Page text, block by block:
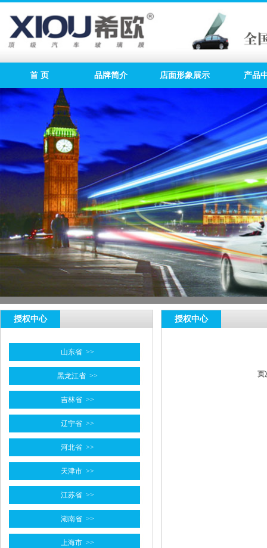
首 页 品牌简介 店面形象展示 产品
授权中心
山东省 >>
黑龙江省 >>
吉林省 >>
辽宁省 >>
河北省 >>
天津市 >>
江苏省 >>
湖南省 >>
上海市 >>
授权中心
页